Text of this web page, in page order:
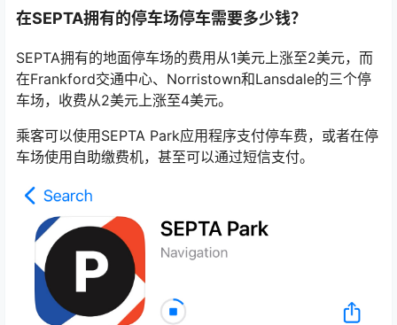
在SEPTA拥有的停车场停车需要多少钱？
SEPTA拥有的地面停车场的费用从1美元上涨至2美元，而
在Frankford交通中心、Norristown和Lansdale的三个停
车场，收费从2美元上涨至4美元。
乘客可以使用SEPTA Park应用程序支付停车费，或者在停
车场使用自助缴费机，甚至可以通过短信支付。